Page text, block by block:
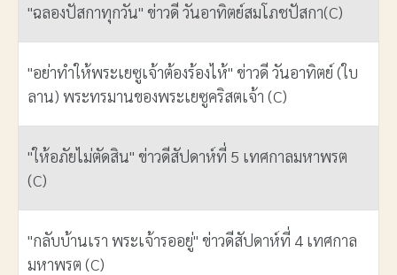
"ฉลองปัสกาทุกวัน" ข่าวดี วันอาทิตย์สมโภชปัสกา(C)
"อย่าทำให้พระเยซูเจ้าต้องร้องไห้" ข่าวดี วันอาทิตย์ (ใบ
ลาน) พระทรมานของพระเยซูคริสตเจ้า (C)
"ให้อภัยไม่ตัดสิน" ข่าวดีสัปดาห์ที่ 5 เทศกาลมหาพรต
(C)
"กลับบ้านเรา พระเจ้ารออยู่" ข่าวดีสัปดาห์ที่ 4 เทศกาล
มหาพรต (C)